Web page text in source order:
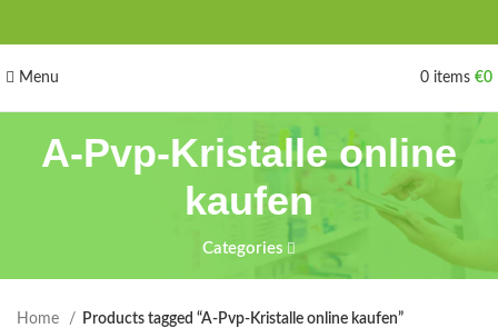
Menu 0 items €0
A-Pvp-Kristalle online
kaufen
Categories
Home Products tagged “A-Pvp-Kristalle online kaufen”